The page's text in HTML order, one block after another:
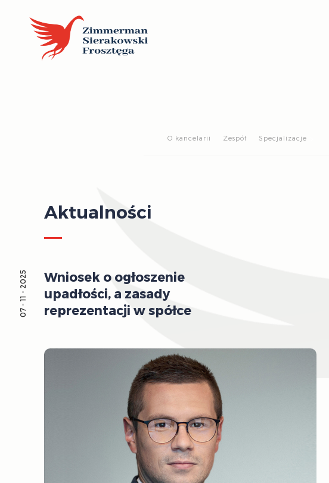
O kancelarii Zespół Specjalizacje
Aktualności
Wniosek o ogłoszenie
upadłości, a zasady
reprezentacji w spółce
07 - 11 - 2025